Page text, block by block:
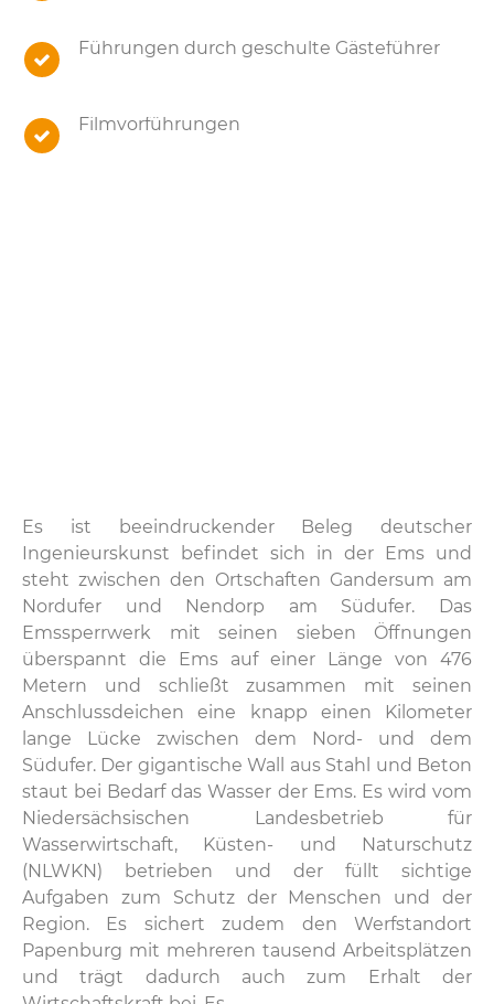
Führungen durch geschulte Gästeführer
Filmvorführungen
Es ist beeindruckender Beleg deutscher
Ingenieurskunst befindet sich in der Ems und
steht zwischen den Ortschaften Gandersum am
Nordufer und Nendorp am Südufer. Das
Emssperrwerk mit seinen sieben Öffnungen
überspannt die Ems auf einer Länge von 476
Metern und schließt zusammen mit seinen
Anschlussdeichen eine knapp einen Kilometer
lange Lücke zwischen dem Nord- und dem
Südufer. Der gigantische Wall aus Stahl und Beton
staut bei Bedarf das Wasser der Ems. Es wird vom
Niedersächsischen Landesbetrieb für
Wasserwirtschaft, Küsten- und Naturschutz
(NLWKN) betrieben und der füllt sichtige
Aufgaben zum Schutz der Menschen und der
Region. Es sichert zudem den Werfstandort
Papenburg mit mehreren tausend Arbeitsplätzen
und trägt dadurch auch zum Erhalt der